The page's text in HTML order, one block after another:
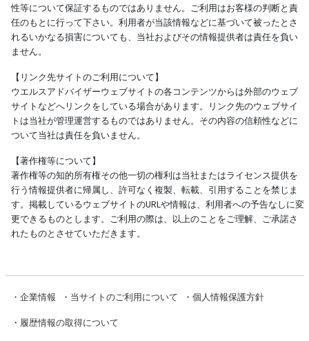
性等について保証するものではありません。ご利用はお客様の判断と責
任のもとに行って下さい。利用者が当該情報などに基づいて被ったとさ
れるいかなる損害についても、当社およびその情報提供者は責任を負い
ません。
【リンク先サイトのご利用について】
ウエルスアドバイザーウェブサイトの各コンテンツからは外部のウェブ
サイトなどへリンクをしている場合があります。リンク先のウェブサイ
トは当社が管理運営するものではありません。その内容の信頼性などに
ついて当社は責任を負いません。
【著作権等について】
著作権等の知的所有権その他一切の権利は当社またはライセンス提供を
行う情報提供者に帰属し、許可なく複製、転載、引用することを禁じま
す。掲載しているウェブサイトのURLや情報は、利用者への予告なしに変
更できるものとします。ご利用の際は、以上のことをご理解、ご承諾さ
れたものとさせていただきます。
・ 企業情報 ・ 当サイトのご利用について ・ 個人情報保護方針
・ 履歴情報の取得について